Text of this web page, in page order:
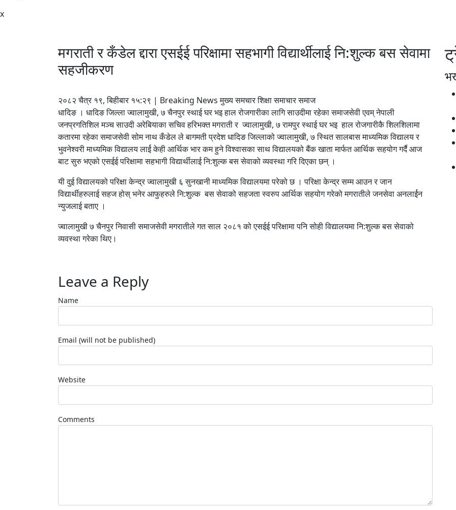
x
मगराती र कँडेल द्दारा एसईई परिक्षामा सहभागी विद्यार्थीलाई नि:शुल्क बस सेवामा
सहजीकरण
२०८२ चैत्र १९, बिहीबार १५:२९ | Breaking News मुख्य समचार शिक्षा समाचार समाज
धादिङ । धादिङ जिल्ला ज्वालामुखी, ७ चैनपुर स्थाई घर भइ हाल रोजगारीका लागि साउदीमा रहेका समाजसेवी एवम् नेपाली
जनप्रगतिशिल मञ्च साउदी अरेबियाका सचिव हरिभक्त मगराती र ज्वालामुखी, ७ रामपुर स्थाई घर भइ हाल रोजगारीकै शिलशिलामा
कतारमा रहेका समाजसेवी सोम नाथ कँडेल ले बागमती प्रदेश धादिङ जिल्लाको ज्वालामुखी, ७ स्थित सालबास माध्यमिक विद्यालय र
भुवनेश्वरी माध्यमिक विद्यालय लार्ई केही आर्थिक भार कम हुने विश्वासका साथ विद्यालयको बैंक खाता मार्फत आर्थिक सहयोग गर्दै आज
बाट सुरु भएको एसईई परिक्षामा सहभागी विद्यार्थीलाई नि:शुल्क बस सेवाको व्यवस्था गरि दिएका छन् ।
यी दुई विद्यालयको परिक्षा केन्द्र ज्वालामुखी ६ सुनखानी माध्यमिक विद्यालयमा परेको छ । परिक्षा केन्द्र सम्म आउन र जान
विद्यार्थीहरुलाई सहज होस् भनेर आफुहरुले नि:शुल्क बस सेवाको सहजता स्वरुप आर्थिक सहयोग गरेको मगरातीले जनसेवा अनलार्ईन
न्युजलाई बताए ।
ज्वालामुखी ७ चैनपुर निवासी समाजसेवी मगरातीले गत साल २०८१ को एसईई परिक्षामा पनि सोही विद्यालयमा नि:शुल्क बस सेवाको
व्यवस्था गरेका थिए।
Leave a Reply
Name
Email (will not be published)
Website
Comments